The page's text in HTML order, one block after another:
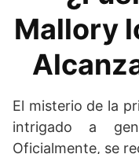
Mallory
El misterio de la
intrigado a
Oficialmente, se